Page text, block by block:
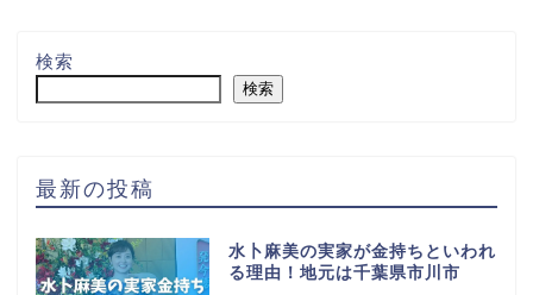
検索
検索
最新の投稿
水卜麻美の実家が金持ちといわれ
る理由！地元は千葉県市川市